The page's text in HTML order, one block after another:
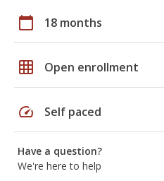
calendar_today 18 months
grid_on Open enrollment
speed Self paced
Have a question?
We're here to help